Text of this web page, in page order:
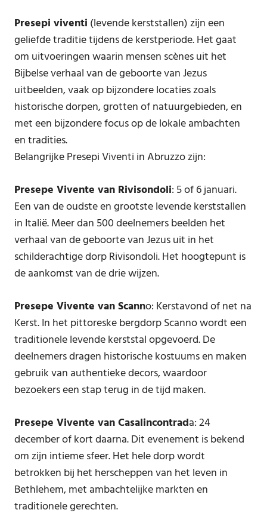
Presepi viventi (levende kerststallen) zijn een
geliefde traditie tijdens de kerstperiode. Het gaat
om uitvoeringen waarin mensen scènes uit het
Bijbelse verhaal van de geboorte van Jezus
uitbeelden, vaak op bijzondere locaties zoals
historische dorpen, grotten of natuurgebieden, en
met een bijzondere focus op de lokale ambachten
en tradities.
Belangrijke Presepi Viventi in Abruzzo zijn:
Presepe Vivente van Rivisondoli: 5 of 6 januari.
Een van de oudste en grootste levende kerststallen
in Italië. Meer dan 500 deelnemers beelden het
verhaal van de geboorte van Jezus uit in het
schilderachtige dorp Rivisondoli. Het hoogtepunt is
de aankomst van de drie wijzen.
Presepe Vivente van Scanno: Kerstavond of net na
Kerst. In het pittoreske bergdorp Scanno wordt een
traditionele levende kerststal opgevoerd. De
deelnemers dragen historische kostuums en maken
gebruik van authentieke decors, waardoor
bezoekers een stap terug in de tijd maken.
Presepe Vivente van Casalincontrada: 24
december of kort daarna. Dit evenement is bekend
om zijn intieme sfeer. Het hele dorp wordt
betrokken bij het herscheppen van het leven in
Bethlehem, met ambachtelijke markten en
traditionele gerechten.